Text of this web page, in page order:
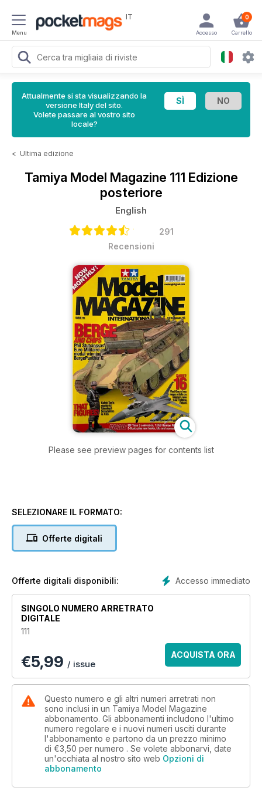
Menu
IT 0
Carrello
Accesso
Attualmente si sta visualizzando la
versione Italy del sito.
Volete passare al vostro sito
locale?
< Ultima edizione
Tamiya Model Magazine 111 Edizione
posteriore
English
291
Recensioni
Please see preview pages for contents list
SELEZIONARE IL FORMATO:
Offerte digitali
Accesso immediato
Offerte digitali disponibili:
SINGOLO NUMERO ARRETRATO
DIGITALE
111
€5,99 / issue
ACQUISTA ORA
Questo numero e gli altri numeri arretrati non
sono inclusi in un Tamiya Model Magazine
abbonamento. Gli abbonamenti includono l'ultimo
numero regolare e i nuovi numeri usciti durante
l'abbonamento e partono da un prezzo minimo
di €3,50 per numero . Se volete abbonarvi, date
un'occhiata al nostro sito web Opzioni di
abbonamento